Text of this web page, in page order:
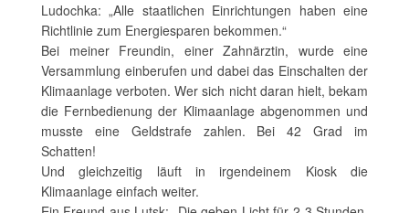
Ludochka: „Alle staatlichen Einrichtungen haben eine
Richtlinie zum Energiesparen bekommen.“
Bei meiner Freundin, einer Zahnärztin, wurde eine
Versammlung einberufen und dabei das Einschalten der
Klimaanlage verboten. Wer sich nicht daran hielt, bekam
die Fernbedienung der Klimaanlage abgenommen und
musste eine Geldstrafe zahlen. Bei 42 Grad im
Schatten!
Und gleichzeitig läuft in irgendeinem Kiosk die
Klimaanlage einfach weiter.